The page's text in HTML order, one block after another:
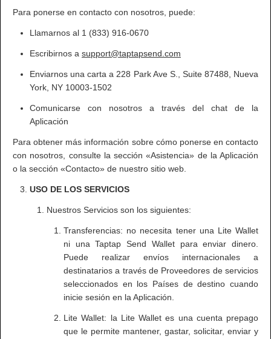
Para ponerse en contacto con nosotros, puede:
Llamarnos al 1 (833) 916‑0670
Escribirnos a support@taptapsend.com
Enviarnos una carta a 228 Park Ave S., Suite 87488, Nueva
York, NY 10003‑1502
Comunicarse con nosotros a través del chat de la
Aplicación
Para obtener más información sobre cómo ponerse en contacto
con nosotros, consulte la sección «Asistencia» de la Aplicación
o la sección «Contacto» de nuestro sitio web.
USO DE LOS SERVICIOS
Nuestros Servicios son los siguientes:
Transferencias: no necesita tener una Lite Wallet
ni una Taptap Send Wallet para enviar dinero.
Puede realizar envíos internacionales a
destinatarios a través de Proveedores de servicios
seleccionados en los Países de destino cuando
inicie sesión en la Aplicación.
Lite Wallet: la Lite Wallet es una cuenta prepago
que le permite mantener, gastar, solicitar, enviar y